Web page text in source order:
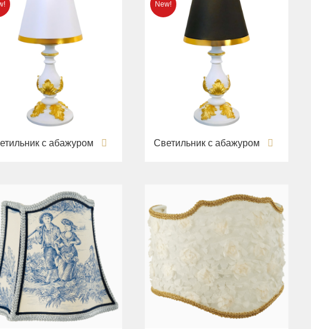
с абажуром Светильник с абажуром